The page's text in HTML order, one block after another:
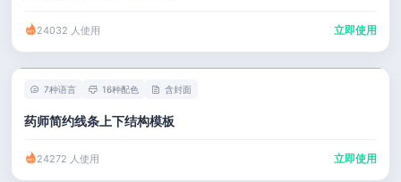
24032 人使用 立即使用
7种语言 16种配色 含封面
药师简约线条上下结构模板
24272 人使用 立即使用